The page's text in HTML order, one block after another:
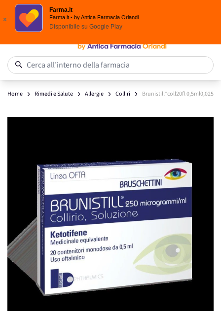
x
Farma.it
Farma.it - by Antica Farmacia Orlandi
Disponibile su Google Play
Salta al contenuto
Cerca all’interno della farmacia
Home Rimedi e Salute Allergie Colliri Brunistill*coll20fl 0,5ml0,025